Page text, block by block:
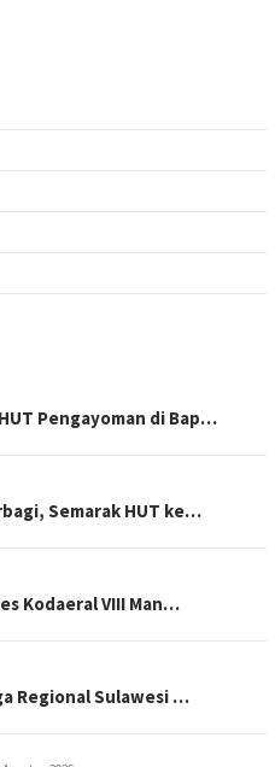
Pengayoman di Bap…
Semarak HUT ke…
Kodaeral VIII Man…
Regional Sulawesi …